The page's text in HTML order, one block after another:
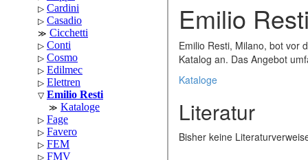
Emilio
Emilio Resti, Milano, bot vor
Katalog an. Das Angebot
Kataloge
Literatur
Bisher keine